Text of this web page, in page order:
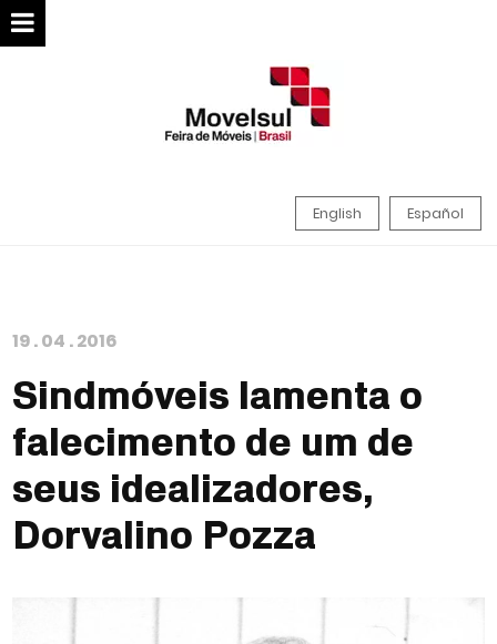
English Español
19.04 .2016
Sindmóveis lamenta o
falecimento de um de
seus idealizadores,
Dorvalino Pozza